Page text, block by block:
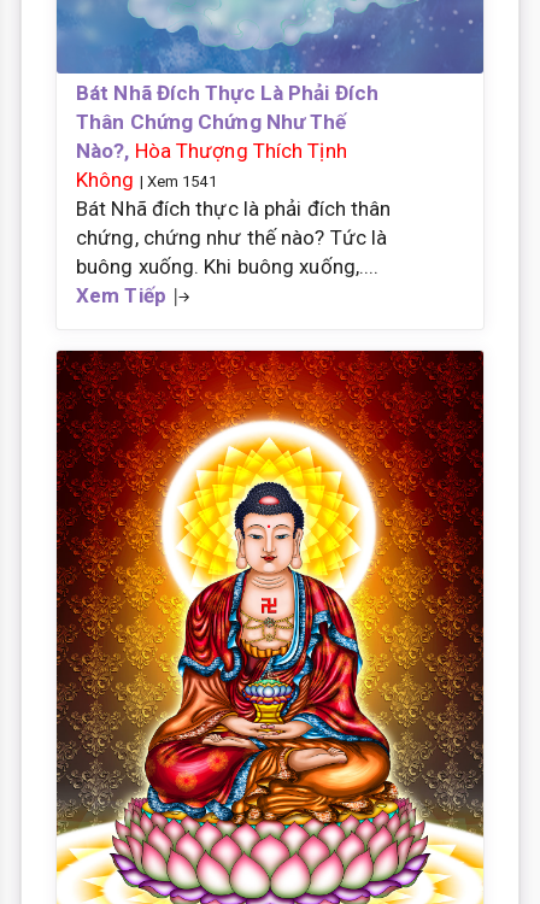
Bát Nhã Đích Thực Là Phải Đích
Thân Chứng Chứng Như Thế
Nào?, Hòa Thượng Thích Tịnh
Không | Xem 1541
Bát Nhã đích thực là phải đích thân
chứng, chứng như thế nào? Tức là
buông xuống. Khi buông xuống,....
Xem Tiếp